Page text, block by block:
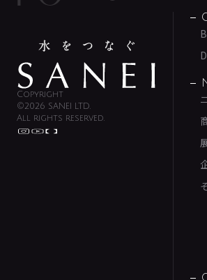
Copyright
©2026 SANEI LTD.
All rights reserved.